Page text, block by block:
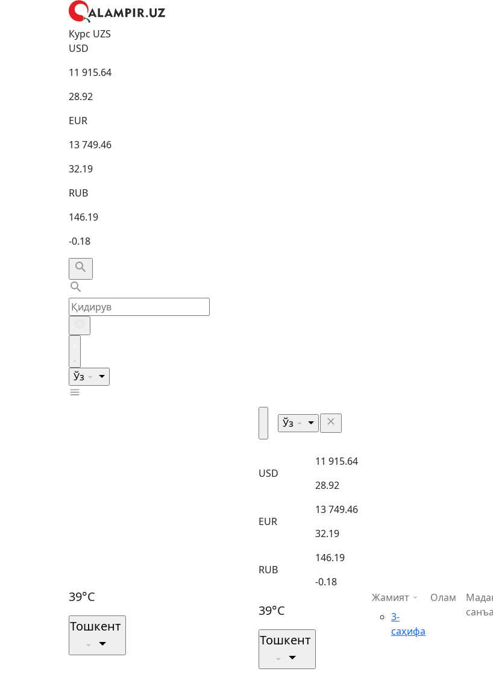
Курс UZS
USD
11 915.64
28.92
EUR
13 749.46
32.19
RUB
146.19
-0.18
Ўз
39°C
Тошкент
Ўз
USD
11 915.64
28.92
EUR
13 749.46
32.19
RUB
146.19
-0.18
39°C
Тошкент
Жамият
3-
саҳифа
Олам